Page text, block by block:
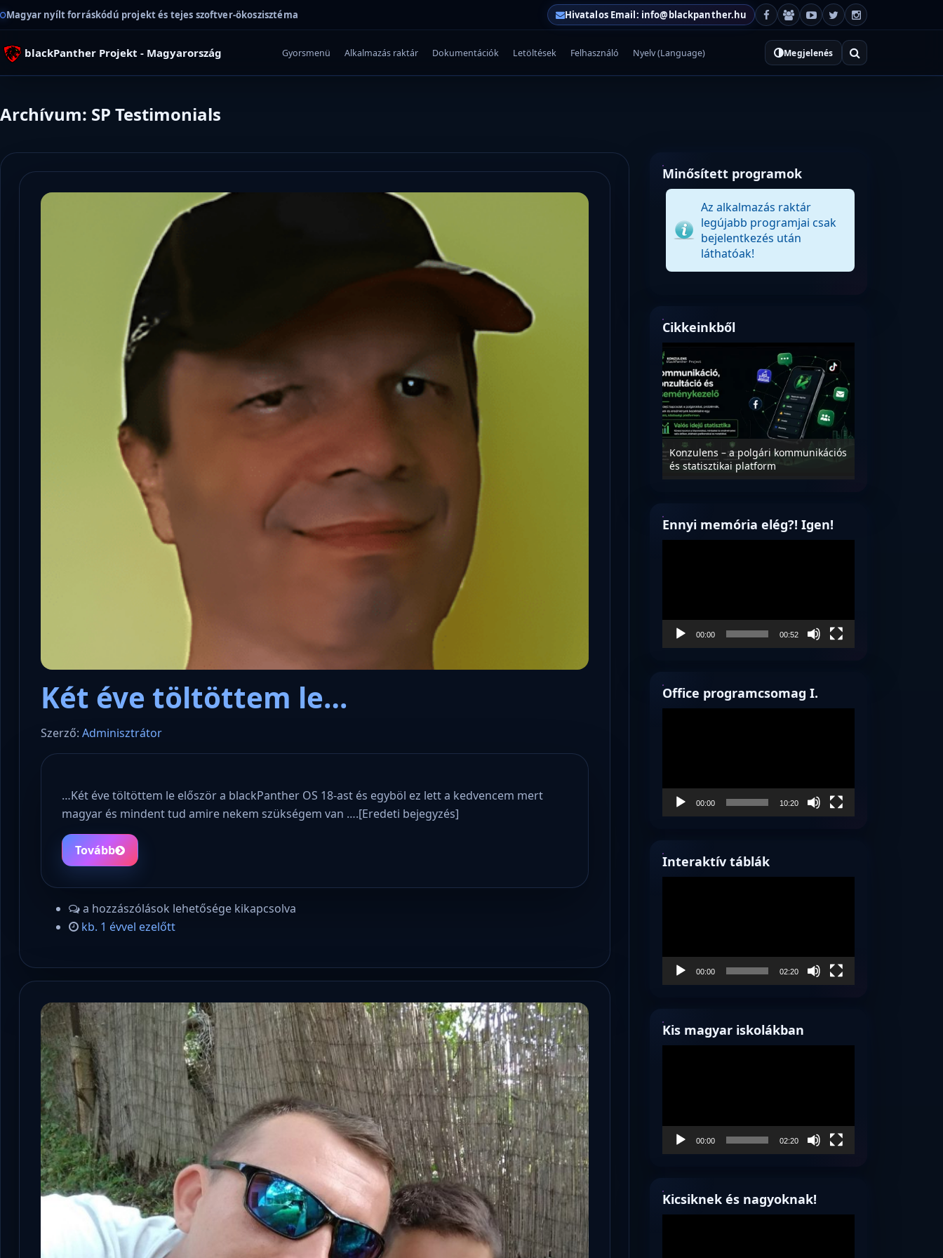
Magyar nyílt forráskódú projekt és tejes szoftver-ökoszisztéma Hivatalos Email: info@blackpanther.hu
blackPanther Projekt - Magyarország Gyorsmenü Alkalmazás raktár Dokumentációk Letöltések Felhasználó Nyelv (Language) Megjelenés
Archívum: SP Testimonials
Két éve töltöttem le…
Szerző: Adminisztrátor
…Két éve töltöttem le először a blackPanther OS 18-ast és egyböl ez lett a kedvencem mert
magyar és mindent tud amire nekem szükségem van ….[Eredeti bejegyzés]
Tovább
a hozzászólások lehetősége kikapcsolva
kb. 1 évvel ezelőtt
Minősített programok
Az alkalmazás raktár
legújabb programjai csak
bejelentkezés után
láthatóak!
Cikkeinkből
Microsoft odaadta a kulcsokat a
hatóságoknak, hogy visszafejthessék
az adatokat.
Konzulens – a polgári kommunikációs
Nyílt levél Tanács Zoltán miniszter
úrnak, az oktatás és függetlenség
jövőjéről!
Ennyi memória elég?! Igen!
00:00 00:52
Office programcsomag I.
00:00 10:20
Interaktív táblák
00:00 02:20
Kis magyar iskolákban
00:00 02:20
Kicsiknek és nagyoknak!